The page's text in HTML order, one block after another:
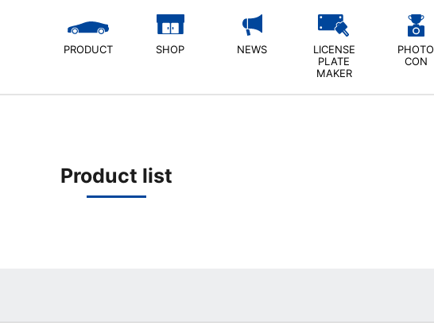
PRODUCT SHOP NEWS
LICENSE
PLATE
MAKER
PHOTO
CON
Product list